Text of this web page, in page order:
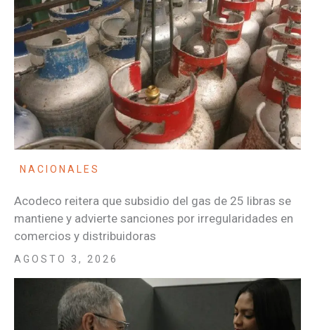
NACIONALES
Acodeco reitera que subsidio del gas de 25 libras se
mantiene y advierte sanciones por irregularidades en
comercios y distribuidoras
AGOSTO 3, 2026